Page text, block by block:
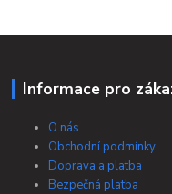
Informace pro
O nás
Obchodní podmínky
Doprava a platba
Bezpečná platba